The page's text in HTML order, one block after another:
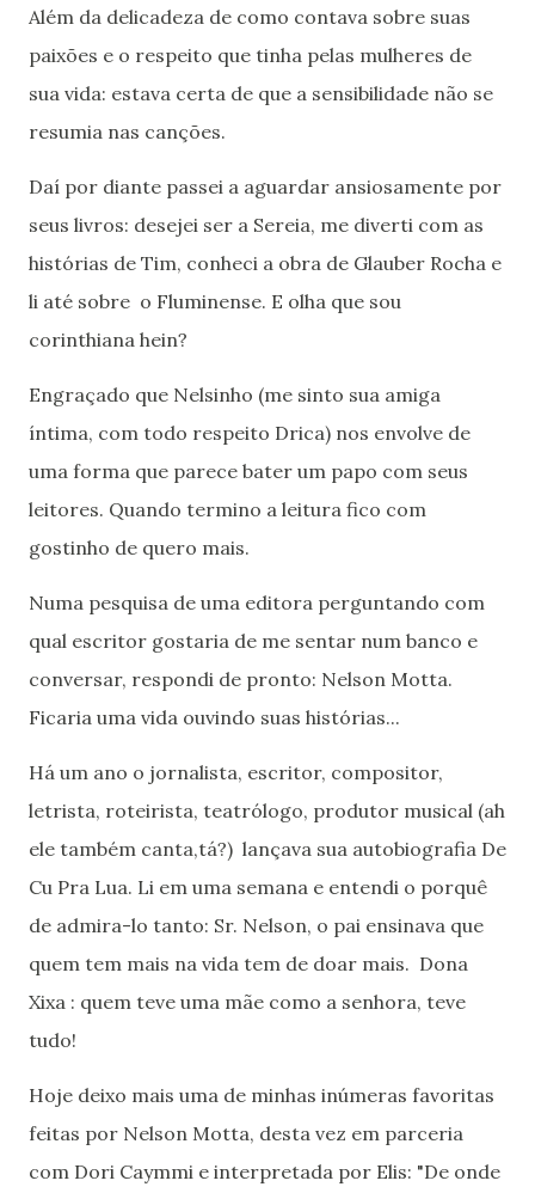
Além da delicadeza de como contava sobre suas
paixões e o respeito que tinha pelas mulheres de
sua vida: estava certa de que a sensibilidade não se
resumia nas canções.
Daí por diante passei a aguardar ansiosamente por
seus livros: desejei ser a Sereia, me diverti com as
histórias de Tim, conheci a obra de Glauber Rocha e
li até sobre o Fluminense. E olha que sou
corinthiana hein?
Engraçado que Nelsinho (me sinto sua amiga
íntima, com todo respeito Drica) nos envolve de
uma forma que parece bater um papo com seus
leitores. Quando termino a leitura fico com
gostinho de quero mais.
Numa pesquisa de uma editora perguntando com
qual escritor gostaria de me sentar num banco e
conversar, respondi de pronto: Nelson Motta.
Ficaria uma vida ouvindo suas histórias...
Há um ano o jornalista, escritor, compositor,
letrista, roteirista, teatrólogo, produtor musical (ah
ele também canta,tá?) lançava sua autobiografia De
Cu Pra Lua. Li em uma semana e entendi o porquê
de admira-lo tanto: Sr. Nelson, o pai ensinava que
quem tem mais na vida tem de doar mais. Dona
Xixa : quem teve uma mãe como a senhora, teve
tudo!
Hoje deixo mais uma de minhas inúmeras favoritas
feitas por Nelson Motta, desta vez em parceria
com Dori Caymmi e interpretada por Elis: "De onde